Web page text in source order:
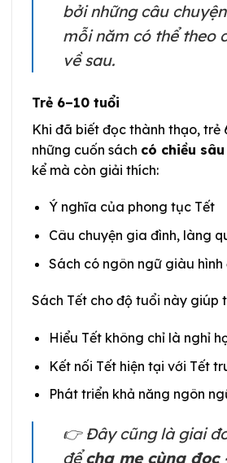
bởi những câu
mỗi năm có thể theo
về sau.
Trẻ 6–10 tuổi
Khi đã biết đọc thành thạo, trẻ
những cuốn sách có chiều sâu
kể mà còn giải thích:
Ý nghĩa của phong tục Tết
Câu chuyện gia đình, làng
Sách có ngôn ngữ giàu hình
Sách Tết cho độ tuổi này giúp
Hiểu Tết không chỉ là nghỉ
Kết nối Tết hiện tại với Tết
Phát triển khả năng ngôn
👉 Đây cũng là giai
đểcha mẹ cùng đọc